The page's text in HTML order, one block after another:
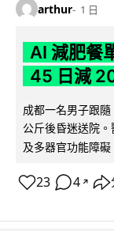
arthur 1 日
AI 減肥餐
45 日減
成都一名男子跟
公斤後昏迷送院
及多器官功能障礙
23 4 ↗